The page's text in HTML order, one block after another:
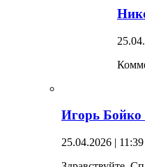
Игорь Бойко
25.04.2026 | 11:39